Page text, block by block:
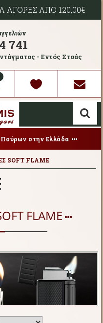
ΑΠΟ 120,00€
741
- Εντός Στοάς
στην Ελλάδα
SOFT FLAME
FLAME